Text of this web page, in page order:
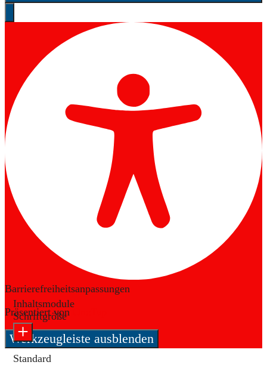
Barrierefreiheitsanpassungen
Präsentiert von
Werkzeugleiste ausblenden
Inhaltsmodule
Schriftgröße
Standard